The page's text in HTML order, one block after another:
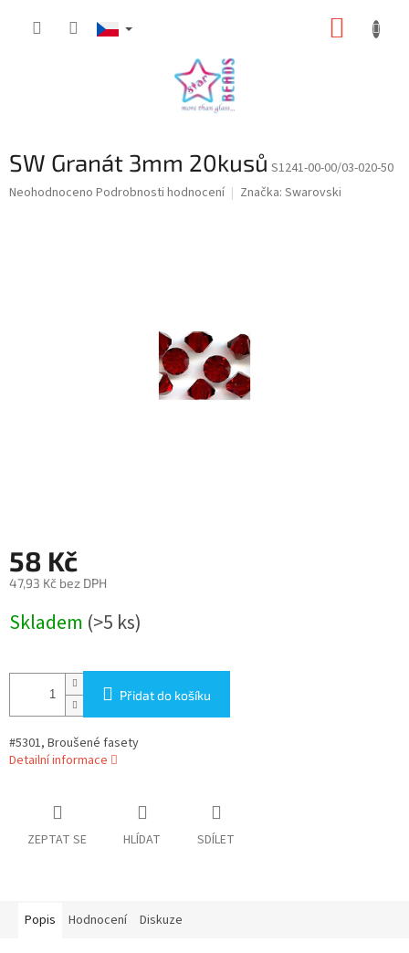
SW Granát 3mm 20kusů S1241-00-00/03-020-50
Průměrné
Neohodnoceno Podrobnosti hodnocení Značka: Swarovski
58 Kč
47,93 Kč bez DPH
cena:
Skladem (>5 ks)
Přidat do košíku
#5301, Broušené fasety
Detailní informace
ZEPTAT SE HLÍDAT SDÍLET
Popis Hodnocení Diskuze